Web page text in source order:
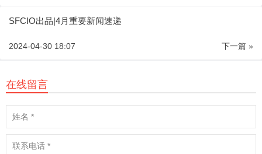
SFCIO出品|4月重要新闻速递
下一篇 »
2024-04-30 18:07
在线留言